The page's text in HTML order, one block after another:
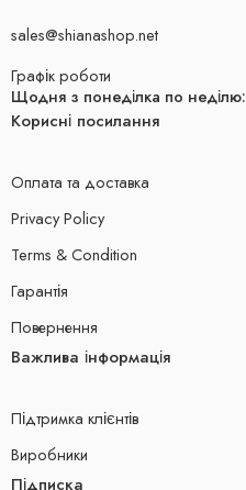
sales@shianashop.net
Графік роботи
Щодня з понеділка по неділю:
Корисні посилання
Оплата та доставка
Privacy Policy
Terms & Condition
Гарантія
Повернення
Важлива інформація
Підтримка клієнтів
Виробники
Підписка